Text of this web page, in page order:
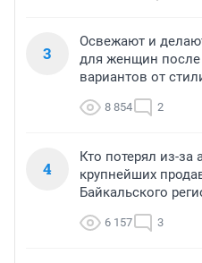
3
Освежают и
для женщин
вариантов от
8 854 2
4
Кто потерял из-за
крупнейших
Байкальского
6 157 3